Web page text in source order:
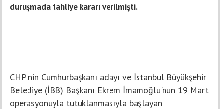
duruşmada tahliye kararı verilmişti.
CHP'nin Cumhurbaşkanı adayı ve İstanbul Büyükşehir
Belediye (İBB) Başkanı Ekrem İmamoğlu'nun 19 Mart
operasyonuyla tutuklanmasıyla başlayan